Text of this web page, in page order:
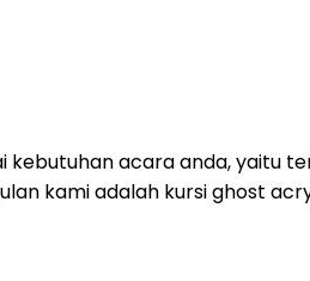
acara anda, yaitu
kami adalah kursi ghost